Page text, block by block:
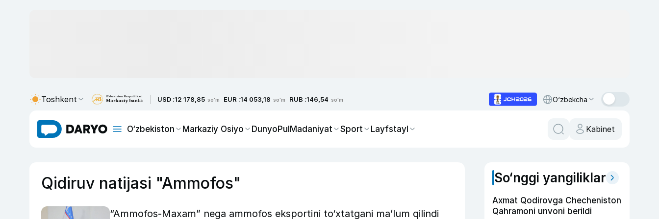
Toshkent USD :12 178,85 so'm EUR :14 053,18 so'm RUB :146,54 so'm O‘zbekcha
O‘zbekiston Markaziy Osiyo DunyoPulMadaniyat Sport Layfstayl Kabinet
Qidiruv natijasi "Ammofos"
“Ammofos-Maxam” nega ammofos eksportini to‘xtatgani ma’lum qilindi
So‘nggi yangiliklar
Axmat Qodirovga Checheniston
Qahramoni unvoni berildi